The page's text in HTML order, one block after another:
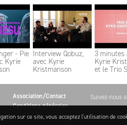
- Pie
Kyrie
Interview Qobuz,
avec Kyrie
Kristmanson
3 minutes
Kyrie
et le Trio
Association/Contact
Conditions générales
Suivez-nous
sur ce site, vous acceptez l'utilisation de